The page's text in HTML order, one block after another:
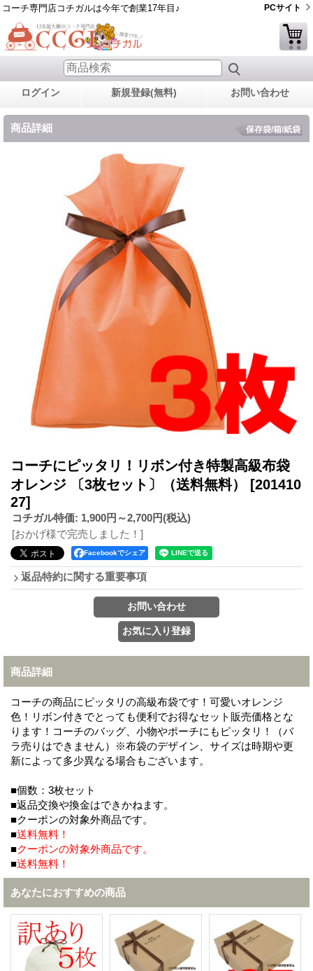
コーチ専門店コチガルは今年で創業17年目♪ PCサイト
ログイン 新規登録(無料) お問い合わせ
商品詳細 保存袋/箱/紙袋
コーチにピッタリ！リボン付き特製高級布袋
オレンジ 〔3枚セット〕（送料無料） [201410
27]
コチガル特価: 1,900円～2,700円(税込)
[おかげ様で完売しました！]
Facebookでシェア
返品特約に関する重要事項
商品詳細
コーチの商品にピッタリの高級布袋です！可愛いオレンジ
色！リボン付きでとっても便利でお得なセット販売価格とな
ります！コーチのバッグ、小物やポーチにもピッタリ！（バ
ラ売りはできません）※布袋のデザイン、サイズは時期や更
新によって多少異なる場合もございます。
■個数：3枚セット
■返品交換や換金はできかねます。
■クーポンの対象外商品です。
■送料無料！
■クーポンの対象外商品です。
■送料無料！
あなたにおすすめの商品